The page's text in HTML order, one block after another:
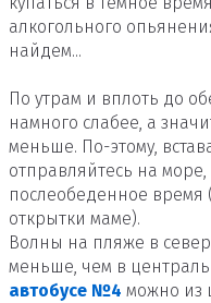
алкогольного
найдем...
По утрам и вплоть до
намного слабее, а
меньше. По-этому,
отправляйтесь на
послеобеденное время
открытки маме).
Волны на пляже в
меньше, чем в
автобусе №4 можно из